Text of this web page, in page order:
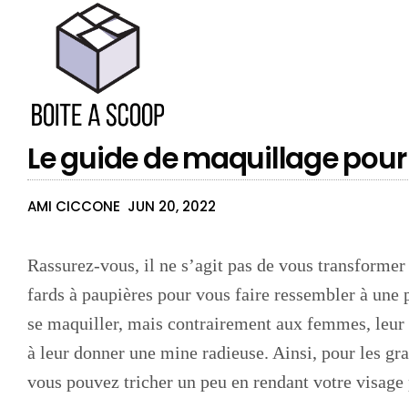
Le guide de maquillage
AMI CICCONE JUN 20, 2022
Rassurez-vous, il ne s’agit pas de vous
fards à paupières pour vous faire ressembler à une
se maquiller, mais contrairement aux femmes,
à leur donner une mine radieuse. Ainsi, pour les
vous pouvez tricher un peu en rendant votre visage